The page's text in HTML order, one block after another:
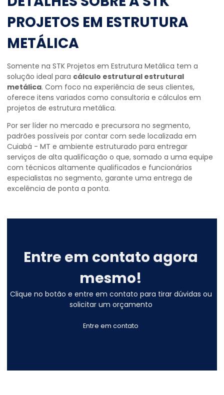
PROJETOS EM ESTRUTURA
METÁLICA
Somente na STK Projetos em Estrutura Metálica tem a
solução ideal para cálculo estrutural estrutural
metálica. Com foco na experiência de seus clientes,
oferece itens variados como consultoria e cálculos em
projetos de estrutura metálica.
Por ser líder no mercado e precursora no segmento,
padrões possíveis por contar com sede localizada em
Cuiabá - MT e ambiente estruturado para entregar
serviços de alta qualificação o que, somado a uma equipe
com técnicos altamente qualificados e funcionários
especialistas no segmento, garante uma entrega de
excelência de ponta a ponta.
Entre em contato agora
mesmo!
Clique no botão e entre em contato para tirar dúvidas ou
solicitar um orçamento
Entre em contato